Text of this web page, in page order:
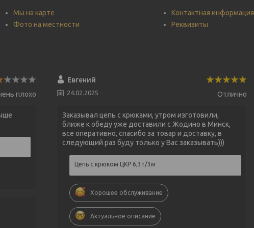
Мы на карте
Фото на местности
Контактная информация
Реквизиты
плохо
Евгений
24.02.2025 Отлично
Заказывал цепь с крюками, утром изготовили,
ближе к обеду уже доставили с Жодино в Минск,
все оперативно, спасибо за товар и доставку, в
следующий раз буду только у Вас заказывать)))
Цепь с крюком ЦКР 6,3т/3м
Хорошее обслуживание
Актуальное описание